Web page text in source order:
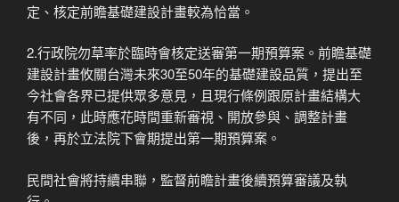
定、核定前瞻基礎建設計畫較為恰當。
2.行政院勿草率於臨時會核定送審第一期預算案。前瞻基礎
建設計畫攸關台灣未來30至50年的基礎建設品質，提出至
今社會各界已提供眾多意見，且現行條例跟原計畫結構大
有不同，此時應花時間重新審視、開放參與、調整計畫
後，再於立法院下會期提出第一期預算案。
民間社會將持續串聯，監督前瞻計畫後續預算審議及執